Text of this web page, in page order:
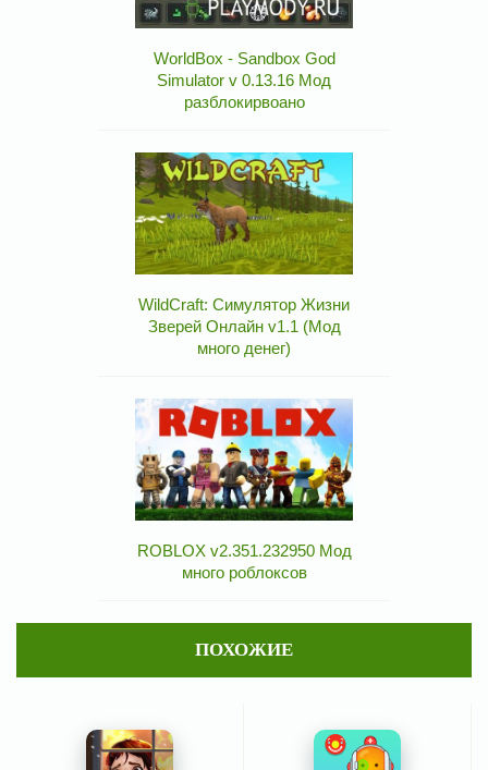
WorldBox - Sandbox God
Simulator v 0.13.16 Мод
разблокирвоано
WildCraft: Симулятор Жизни
Зверей Онлайн v1.1 (Мод
много денег)
ROBLOX v2.351.232950 Мод
много роблоксов
ПОХОЖИЕ